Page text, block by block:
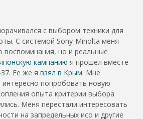
с выбором техники для
С системой Sony-Minolta меня
воспоминания, но и реальные
кампанию я прошёл вместе
Ее же я взял в Крым. Мне
попробовать новую
опыта критерии выбора
Меня перестали интересовать
на запредельных исо и другие